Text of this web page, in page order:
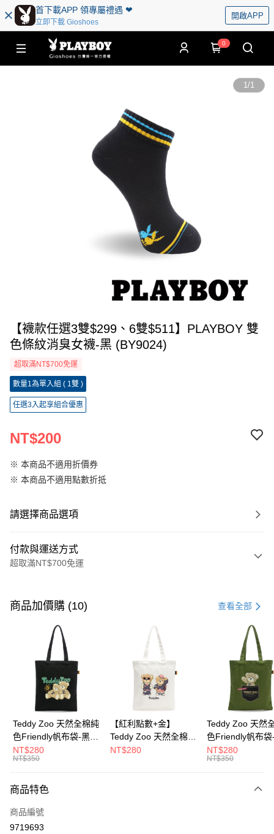
首下載APP 領專屬禮遇 ❤︎
立即下載 Gioshoes
開啟APP
0
1/1
【襪款任選3雙$299、6雙$511】PLAYBOY 雙
色條紋消臭女襪-黑 (BY9024)
超取滿NT$700免運
數量1為單入組 ( 1雙 )
任選3入起享組合優惠
NT$200
※ 本商品不適用折價券
※ 本商品不適用點數折抵
請選擇商品選項
付款與運送方式
超取滿NT$700免運
信用卡一次付款
超商取貨付款
Apple Pay
街口支付
大哥付你分期
相關說明
2.付款方式選擇「大哥付你分期」，訂單成立後會自動跳轉到大哥付的交易
成交易。
3.實際核准額度、可分期數及費用金額請依後續交易確認頁面所載為準。
運送方式
全家取貨付款
商品加價購 (10) 查看全部
Teddy Zoo 天然全棉純
色Friendly帆布袋-黑色
(TZB107)
NT$280
NT$350
【紅利點數+金】
Teddy Zoo 天然全棉純
色Friendly帆布袋-白色
NT$280
Teddy Zoo 天然
色Friendly帆布袋
色(TZB107)
NT$280
NT$350
商品特色
商品編號
9719693